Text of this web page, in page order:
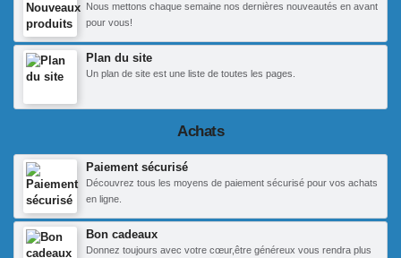
Nous mettons chaque semaine nos dernières nouveautés en avant
pour vous!
Plan du site
Un plan de site est une liste de toutes les pages.
Achats
Paiement sécurisé
Découvrez tous les moyens de paiement sécurisé pour vos achats
en ligne.
Bon cadeaux
Donnez toujours avec votre cœur,être généreux vous rendra plus